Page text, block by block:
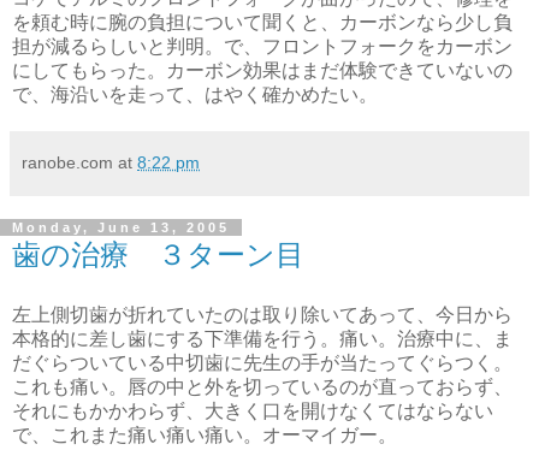
を頼む時に腕の負担について聞くと、カーボンなら少し負
担が減るらしいと判明。で、フロントフォークをカーボン
にしてもらった。カーボン効果はまだ体験できていないの
で、海沿いを走って、はやく確かめたい。
ranobe.com at 8:22 pm
Monday, June 13, 2005
歯の治療 ３ターン目
左上側切歯が折れていたのは取り除いてあって、今日から
本格的に差し歯にする下準備を行う。痛い。治療中に、ま
だぐらついている中切歯に先生の手が当たってぐらつく。
これも痛い。唇の中と外を切っているのが直っておらず、
それにもかかわらず、大きく口を開けなくてはならない
で、これまた痛い痛い痛い。オーマイガー。